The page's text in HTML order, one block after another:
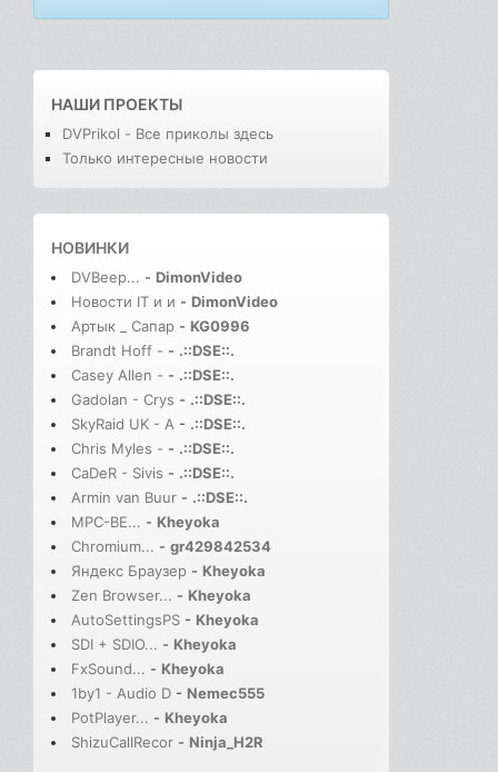
НАШИ ПРОЕКТЫ
DVPrikol - Все приколы здесь
Только интересные новости
НОВИНКИ
DVBeep... - DimonVideo
Новости IT и и - DimonVideo
Артык _ Сапар - KG0996
Brandt Hoff - - .::DSE::.
Casey Allen - - .::DSE::.
Gadolan - Crys - .::DSE::.
SkyRaid UK - A - .::DSE::.
Chris Myles - - .::DSE::.
CaDeR - Sivis - .::DSE::.
Armin van Buur - .::DSE::.
MPC-BE... - Kheyoka
Chromium... - gr429842534
Яндекс Браузер - Kheyoka
Zen Browser... - Kheyoka
AutoSettingsPS - Kheyoka
SDI + SDIO... - Kheyoka
FxSound... - Kheyoka
1by1 - Audio D - Nemec555
PotPlayer... - Kheyoka
ShizuCallRecor - Ninja_H2R